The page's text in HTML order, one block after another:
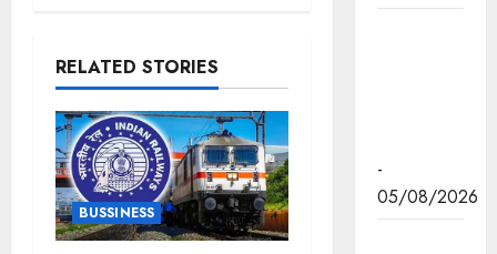
a
v
i
g
RELATED STORIES
BUSSINESS
-
05/08/2026